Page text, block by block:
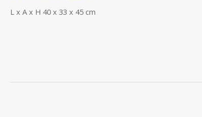
L x A x H 40 x 33 x 45 cm